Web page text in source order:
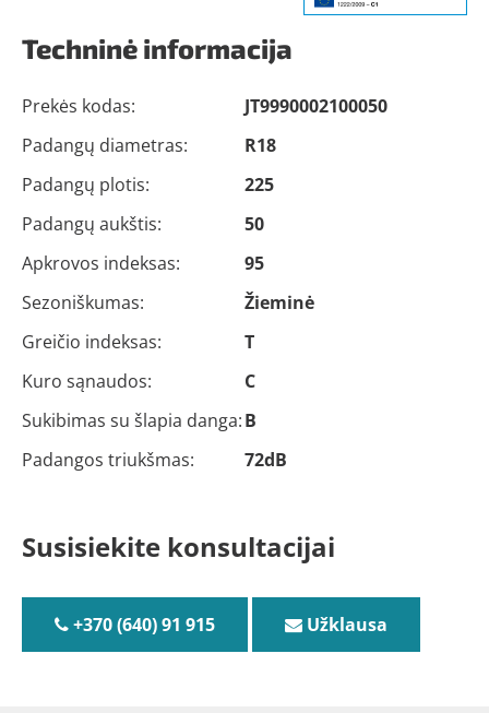
Techninė informacija
Prekės kodas:
JT9990002100050
Padangų diametras:
R18
Padangų plotis:
225
Padangų aukštis:
50
Apkrovos indeksas:
95
Sezoniškumas:
Žieminė
Greičio indeksas:
T
Kuro sąnaudos:
C
Sukibimas su šlapia danga:B
Padangos triukšmas:
72dB
Susisiekite konsultacijai
+370 (640) 91 915 Užklausa